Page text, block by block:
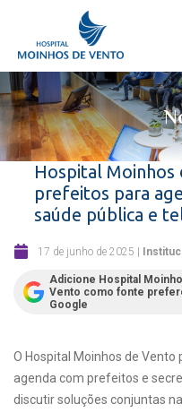
Hospital Moinhos
prefeitos para
saúde pública e
17 de junho de 2025 |
Adicione Hospital
Vento como fonte
Google
O Hospital Moinhos de
agenda com prefeitos e
discutir soluções conjuntas